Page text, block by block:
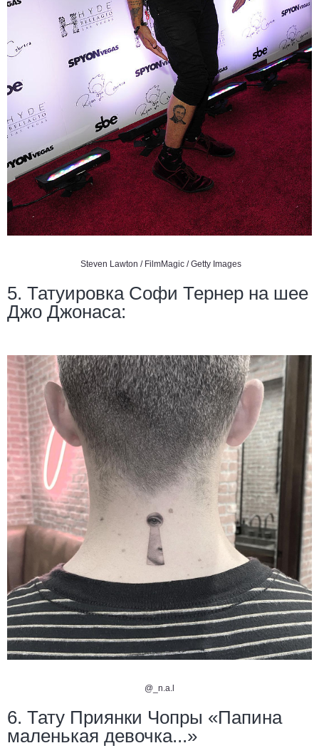
Steven Lawton / FilmMagic / Getty Images
5. Татуировка Софи Тернер на шее
Джо Джонаса:
@_n.a.l
6. Тату Приянки Чопры «Папина
маленькая девочка...»